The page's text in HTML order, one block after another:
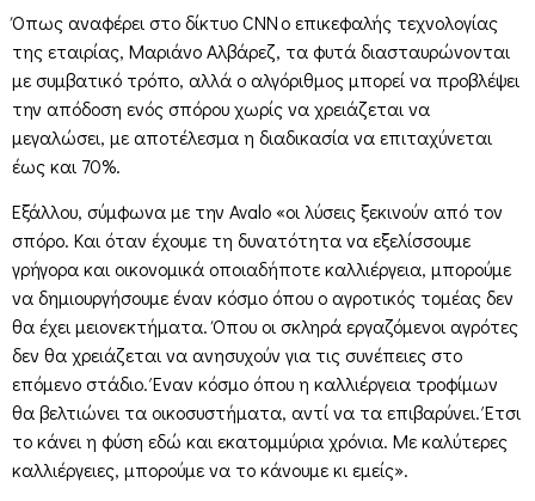
Όπως αναφέρει στο δίκτυο CNN ο επικεφαλής τεχνολογίας
της εταιρίας, Μαριάνο Αλβάρεζ, τα φυτά διασταυρώνονται
με συμβατικό τρόπο, αλλά ο αλγόριθμος μπορεί να προβλέψει
την απόδοση ενός σπόρου χωρίς να χρειάζεται να
μεγαλώσει, με αποτέλεσμα η διαδικασία να επιταχύνεται
έως και 70%.
Εξάλλου, σύμφωνα με την Avalo «οι λύσεις ξεκινούν από τον
σπόρο. Και όταν έχουμε τη δυνατότητα να εξελίσσουμε
γρήγορα και οικονομικά οποιαδήποτε καλλιέργεια, μπορούμε
να δημιουργήσουμε έναν κόσμο όπου ο αγροτικός τομέας δεν
θα έχει μειονεκτήματα. Όπου οι σκληρά εργαζόμενοι αγρότες
δεν θα χρειάζεται να ανησυχούν για τις συνέπειες στο
επόμενο στάδιο. Έναν κόσμο όπου η καλλιέργεια τροφίμων
θα βελτιώνει τα οικοσυστήματα, αντί να τα επιβαρύνει. Έτσι
το κάνει η φύση εδώ και εκατομμύρια χρόνια. Με καλύτερες
καλλιέργειες, μπορούμε να το κάνουμε κι εμείς».